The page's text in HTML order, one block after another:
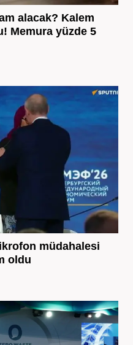
alacak? Kalem
Memura yüzde 5
müdahalesi
oldu